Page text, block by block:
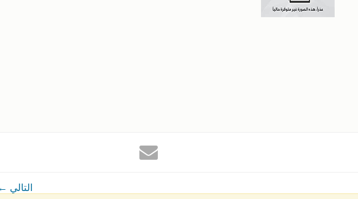
← التالي